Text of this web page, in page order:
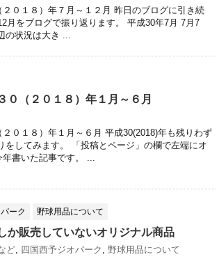
０１８）年７月～１２月 昨日のブログに引き続
月をブログで振り返ります。 平成30年7月 7月7
の状況は大き ...
０（２０１８）年１月～６月
０１８）年１月～６月 平成30(2018)年も残りわず
をしてみます。 「投稿とページ」の欄で左端にオ
書いた記事です。 ...
ーク 野球用品について
か販売していないオリジナル商品
ど 四国西予ジオパーク
野球用品について